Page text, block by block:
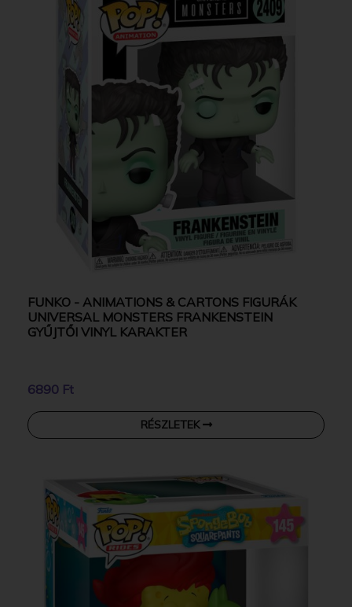
FUNKO - ANIMATIONS & CARTONS FIGURÁK
UNIVERSAL MONSTERS FRANKENSTEIN
GYŰJTŐI VINYL KARAKTER
6890 Ft
RÉSZLETEK